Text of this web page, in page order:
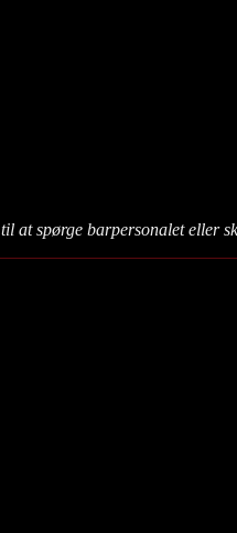
at spørge barpersonalet eller